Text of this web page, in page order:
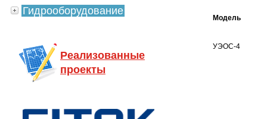
Модель
УЭОС-4
Гидрооборудование
Реализованные
проекты